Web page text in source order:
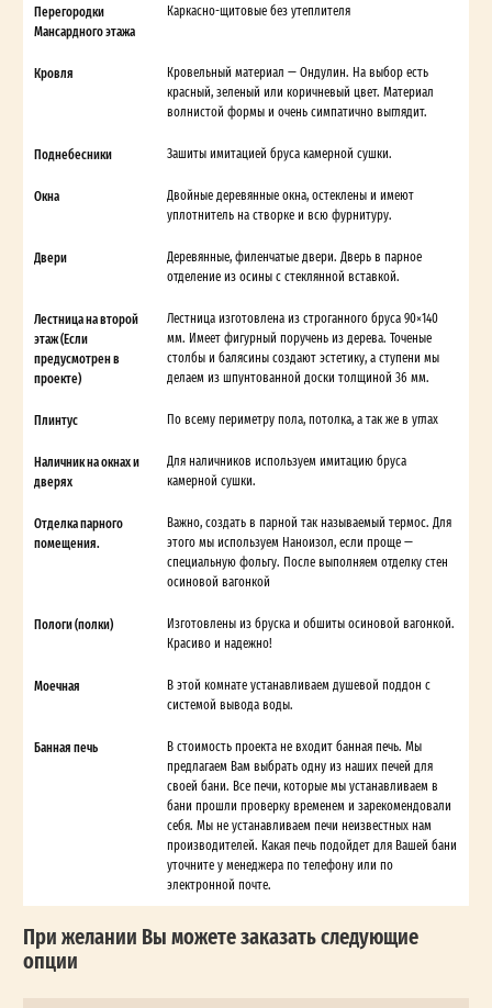
Перегородки
Мансардного этажа
Каркасно-щитовые без утеплителя
Кровля
Кровельный материал — Ондулин. На выбор есть
красный, зеленый или коричневый цвет. Материал
волнистой формы и очень симпатично выглядит.
Поднебесники Зашиты имитацией бруса камерной сушки.
Окна
Двойные деревянные окна, остеклены и имеют
уплотнитель на створке и всю фурнитуру.
Двери
Деревянные, филенчатые двери. Дверь в парное
отделение из осины с стеклянной вставкой.
Лестница на второй
этаж (Если
предусмотрен в
проекте)
Лестница изготовлена из строганного бруса 90×140
мм. Имеет фигурный поручень из дерева. Точеные
столбы и балясины создают эстетику, а ступени мы
делаем из шпунтованной доски толщиной 36 мм.
Плинтус По всему периметру пола, потолка, а так же в углах
Наличник на окнах и
дверях
Для наличников используем имитацию бруса
камерной сушки.
Отделка парного
помещения.
Важно, создать в парной так называемый термос. Для
этого мы используем Наноизол, если проще —
специальную фольгу. После выполняем отделку стен
осиновой вагонкой
Пологи (полки)
Изготовлены из бруска и обшиты осиновой вагонкой.
Красиво и надежно!
Моечная
В этой комнате устанавливаем душевой поддон с
системой вывода воды.
Банная печь
В стоимость проекта не входит банная печь. Мы
предлагаем Вам выбрать одну из наших печей для
своей бани. Все печи, которые мы устанавливаем в
бани прошли проверку временем и зарекомендовали
себя. Мы не устанавливаем печи неизвестных нам
производителей. Какая печь подойдет для Вашей бани
уточните у менеджера по телефону или по
электронной почте.
При желании Вы можете заказать следующие
опции